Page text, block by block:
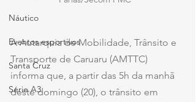
Náutico
Eventos esportivos
Santa Cruz
Série A3
A Autarquia de Mobilidade, Trânsito e
Transporte de Caruaru (AMTTC)
informa que, a partir das 5h da manhã
deste domingo (20), o trânsito em